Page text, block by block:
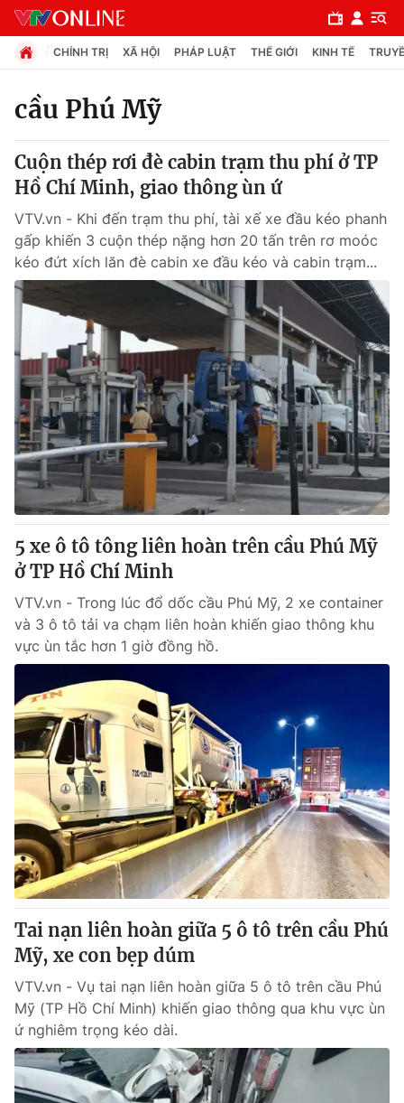
Chuyên mục
Chính trị
Xã hội
Pháp luật
Y tế
Thế giới
Tin tức
Thế giới đó đây
Câu chuyện quốc tế
Kinh tế
Tài chính
Thị trường
Góc doanh nghiệp
Dữ liệu và đời sống
Truyền hình
Hậu trường
Nhân vật
Khán giả
Giải sao mai
Giải trí
Điện ảnh
Sao
Đời sống
Du lịch
Làm đẹp
Chất lượng cuộc sống
Giáo dục
Tuyển sinh
Học trực tuyến
Công nghệ
Hitech Công nghệ tương lai
Sản phẩm
Thị trường
Tư vấn
Giao lưu trực tuyến
Lịch phát sóng
Chuyên mục khác
Emagazine
Photo Infographic
Video Shorts video
CHÍNH TRỊ XÃ HỘI PHÁP LUẬT THẾ GIỚI KINH TẾ
cầu Phú Mỹ
Cuộn thép rơi đè cabin trạm thu phí ở TP
Hồ Chí Minh, giao thông ùn ứ
VTV.vn - Khi đến trạm thu phí, tài xế xe đầu kéo phanh
gấp khiến 3 cuộn thép nặng hơn 20 tấn trên rơ moóc
kéo đứt xích lăn đè cabin xe đầu kéo và cabin trạm...
5 xe ô tô tông liên hoàn trên cầu Phú Mỹ
ở TP Hồ Chí Minh
VTV.vn - Trong lúc đổ dốc cầu Phú Mỹ, 2 xe container
và 3 ô tô tải va chạm liên hoàn khiến giao thông khu
vực ùn tắc hơn 1 giờ đồng hồ.
Tai nạn liên hoàn giữa 5 ô tô trên cầu Phú
Mỹ, xe con bẹp dúm
VTV.vn - Vụ tai nạn liên hoàn giữa 5 ô tô trên cầu Phú
Mỹ (TP Hồ Chí Minh) khiến giao thông qua khu vực ùn
ứ nghiêm trọng kéo dài.